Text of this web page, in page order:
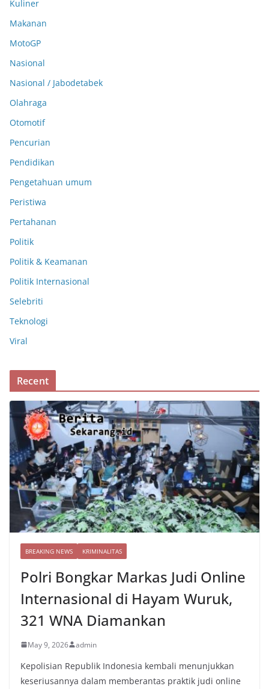
Kuliner
Makanan
MotoGP
Nasional
Nasional / Jabodetabek
Olahraga
Otomotif
Pencurian
Pendidikan
Pengetahuan umum
Peristiwa
Pertahanan
Politik
Politik & Keamanan
Politik Internasional
Selebriti
Teknologi
Viral
Recent
BREAKING NEWS KRIMINALITAS
Polri Bongkar Markas Judi Online
Internasional di Hayam Wuruk,
321 WNA Diamankan
May 9, 2026 admin
Kepolisian Republik Indonesia kembali menunjukkan
keseriusannya dalam memberantas praktik judi online